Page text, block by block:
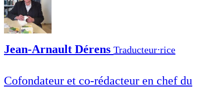
Jean-Arnault Dérens Traducteur⋅rice
Cofondateur et co-rédacteur en chef du